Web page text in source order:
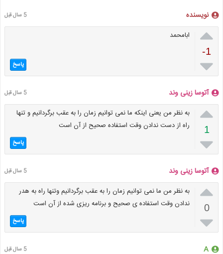
نویسنده 5 سال قبل

-1

ابامحمد
پاسخ
آتوسا زینی وند 5 سال قبل

1

به نظر من یعنی اینکه ما نمی توانیم زمان را به عقب برگردانیم و تنها
راه از دست ندادن وقت استفاده صحیح از آن است
پاسخ
آتوسا زینی وند 5 سال قبل

0

به نظر من ما نمی توانیم زمان را به عقب برگردانیم وتنها راه به هدر
ندادن وقت استفاده ی صحیح و برنامه ریزی شده از آن است
پاسخ
A 5 سال قبل